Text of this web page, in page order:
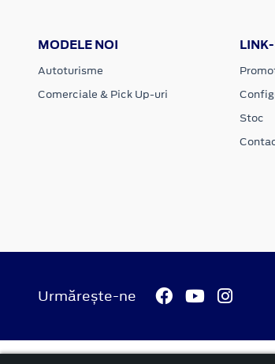
MODELE NOI
Autoturisme
Comerciale & Pick Up-uri
Stoc
Urmărește-ne